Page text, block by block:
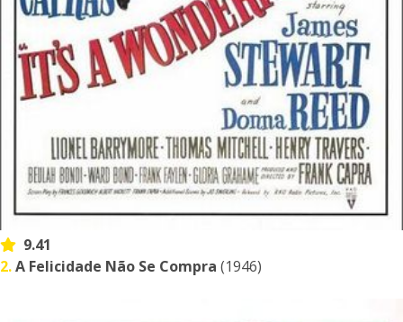
9.41
2.A Felicidade Não Se Compra (1946)